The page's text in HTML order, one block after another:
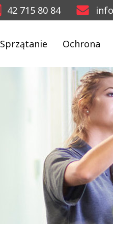
42 715 80 84
Sprzątanie Ochrona